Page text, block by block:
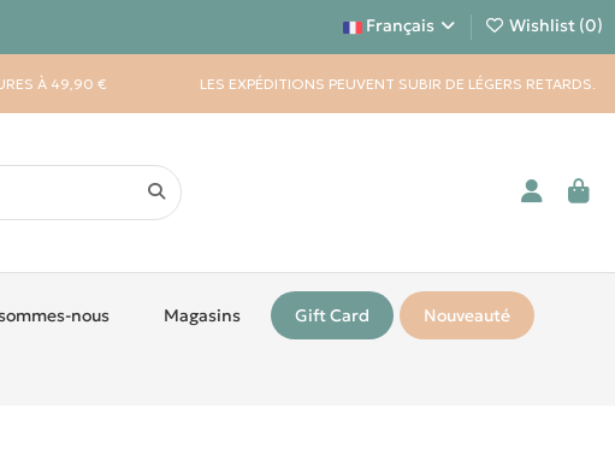
Français Wishlist (0)
À 49,90 € LES EXPÉDITIONS PEUVENT SUBIR DE LÉGERS RETARDS.
nous Magasins Gift Card Nouveauté